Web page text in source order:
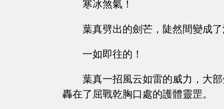
寒冰煞氣！
葉真劈出的劍芒，陡然間變成
一如即往的！
葉真一招風云如雷的威力，大
轟在了屈戰乾胸口處的護體靈罡。